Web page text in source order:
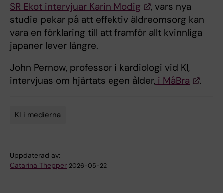
SR Ekot intervjuar Karin Modig
, vars nya
studie pekar på att effektiv äldreomsorg kan
vara en förklaring till att framför allt kvinnliga
japaner lever längre.
John Pernow, professor i kardiologi vid KI,
intervjuas om hjärtats egen ålder, i MåBra .
KI i medierna
Uppdaterad av:
Catarina Thepper 2026-05-22